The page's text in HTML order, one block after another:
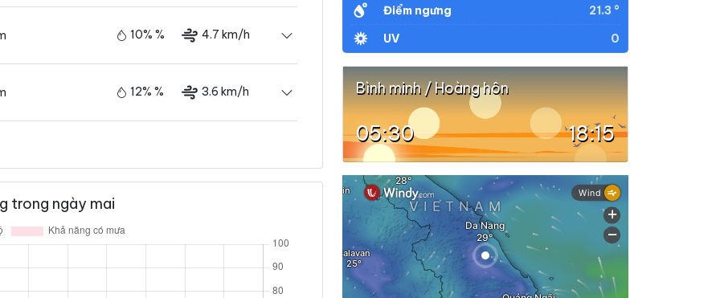
10% % 4.7 km/h
12% % 3.6 km/h
trong ngày mai
Điểm ngưng
21.3 °
UV
0
Bình minh / Hoàng hôn
05:30 18:15